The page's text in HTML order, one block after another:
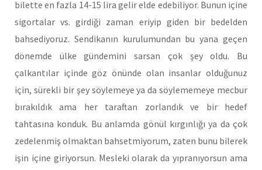
bilette en fazla 14-15 lira gelir elde edebiliyor. Bunun içine
sigortalar vs. girdiği zaman eriyip giden bir bedelden
bahsediyoruz. Sendikanın kurulumundan bu yana geçen
dönemde ülke gündemini sarsan çok şey oldu. Bu
çalkantılar içinde göz önünde olan insanlar olduğunuz
için, sürekli bir şey söylemeye ya da söylememeye mecbur
bırakıldık ama her taraftan zorlandık ve bir hedef
tahtasına konduk. Bu anlamda gönül kırgınlığı ya da çok
zedelenmiş olmaktan bahsetmiyorum, zaten bunu bilerek
işin içine giriyorsun. Mesleki olarak da yıpranıyorsun ama